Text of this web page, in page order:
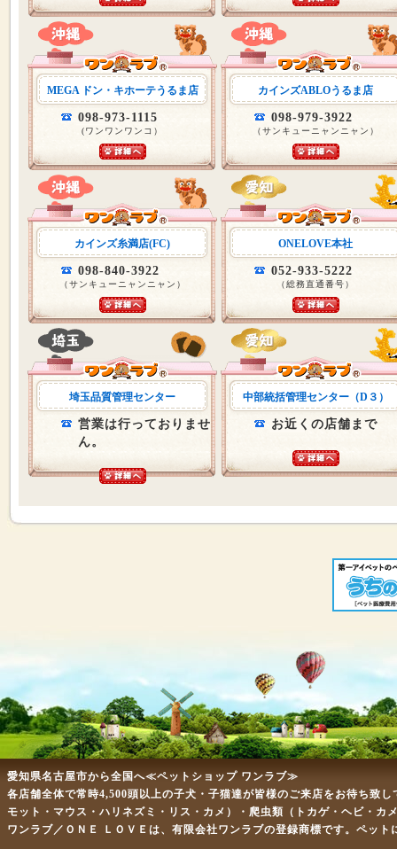
MEGA ドン・キホーテうるま店
098-973-1115
(ワンワンワンコ）
カインズABLOうるま店
098-979-3922
（サンキューニャンニャン）
カインズ糸満店(FC)
098-840-3922
（サンキューニャンニャン）
ONELOVE本社
052-933-5222
（総務直通番号）
埼玉品質管理センター
営業は行っておりませ
ん。
中部統括管理センター（D３）
お近くの店舗まで
愛知県名古屋市から全国へ≪ペットショップ ワンラブ≫
各店舗全体で常時4,500頭以上の子犬・子猫達が皆様のご来店をお待ち致
モット・マウス・ハリネズミ・リス・カメ）・爬虫類（トカゲ・ヘビ・
ワンラブ／ＯＮＥ ＬＯＶＥは、有限会社ワンラブの登録商標です。ペッ